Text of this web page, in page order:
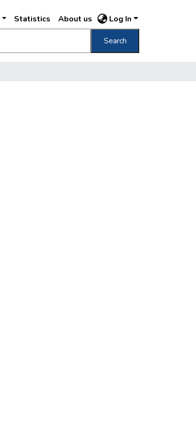
Statistics About us Log In
Search